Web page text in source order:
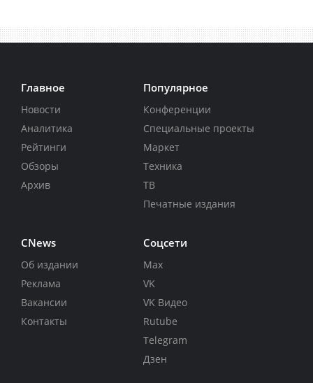
Главное
Новости
Аналитика
Рейтинги
Обзоры
Архив
Популярное
Конференции
Специальные проекты
Маркет
Техника
ТВ
Печатные издания
CNews
Об издании
Реклама
Вакансии
Контакты
Соцсети
Max
VK
VK Видео
Rutube
Telegram
Дзен